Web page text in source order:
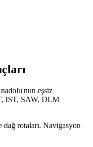
eşsiz
IST, SAW, DLM
rotaları. Navigasyon